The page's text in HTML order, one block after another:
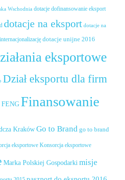
Wschodnia dotacje dofinansowanie eksport
dotacje na eksport dotacje na
dotacje unijne 2016
eksportowe
Dział eksportu dla firm
FENG Finansowanie
Kraków Go to Brand go to brand
eksportowe Konsorcja eksportowe
Marka Polskiej Gospodarki misje